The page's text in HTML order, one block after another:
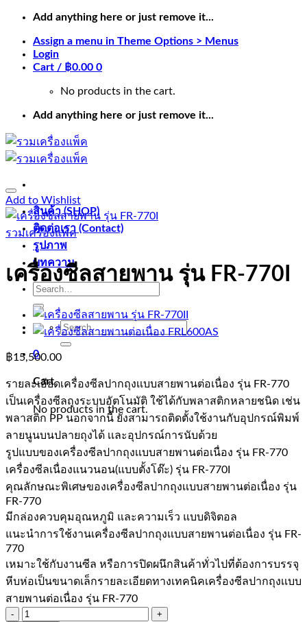
Skip
content
Add anything here or just remove it...
Assign a menu in Theme Options > Menus
Login
Cart / ฿0.00 0
No products in the cart.
Add anything here or just remove it...
สินค้า (SHOP)
ติดต่อเรา (Contact)
รูปภาพ
บทความ
Search
Search
for:
0
Cart
No products in the cart.
Add to Wishlist
รวมเครื่องแพ็ค
เครื่องซีลสายพาน รุ่น FR-770I
฿15,500.00
รายละเอียดเครื่องซีลปากถุงเเบบสายพานต่อเนื่อง รุ่น FR-770
เป็นเครื่องซีลถุงระบบอัตโนมัติ ใช้ได้กับพลาสติกหลายชนิด เช่น
พลาสติก PP นอกจากนี้ ยังสามารถติดตั้งใช้งานกับอุปกรณ์พิมพ์
ลายนูนบนปลายถุงได้ เเละอุปกรณ์การนับด้วย
รูปแบบของเครื่องซีลปากถุงเเบบสายพานต่อเนื่อง รุ่น FR-770
เครื่องซีลเนื่องแนวนอน(แบบตั้งโต๊ะ) รุ่น FR-770I
คุณลักษณะพิเศษของเครื่องซีลปากถุงเเบบสายพานต่อเนื่อง รุ่น
FR-770
มีกล่องควบคุมอุณหภูมิ และความเร็ว แบบดิจิตอล
แนะนำการใช้งานเครื่องซีลปากถุงเเบบสายพานต่อเนื่อง รุ่น FR-
770
เหมาะใช้กับงานซีล หรือการปิดผนึกสินค้าทั่วไปที่ต้องการบรรจุ
หีบห่อเป็นขนาดเล็กรายละเอียดทางเทคนิคเครื่องซีลปากถุงเเบบ
สายพานต่อเนื่อง รุ่น FR-770
เครื่อง